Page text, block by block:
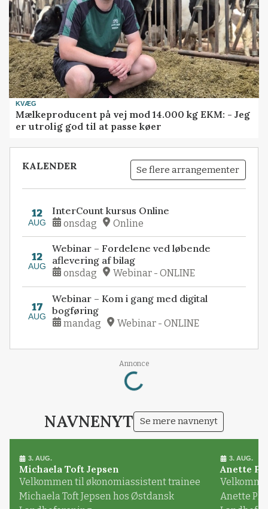
KVÆG
Mælkeproducent på vej mod 14.000 kg EKM: - Jeg
er utrolig god til at passe køer
KALENDER Se flere arrangementer
12
AUG
InterCount kursus Online
onsdag Online
12
AUG
Webinar – Fordelene ved løbende
aflevering af bilag
onsdag Webinar - ONLINE
17
AUG
Webinar – Kom i gang med digital
bogføring
mandag Webinar - ONLINE
Annonce
Loading...
NAVNENYT Se mere navnenyt
3. AUG.
Michaela Toft Jepsen
Velkommen til økonomiassistent trainee
Michaela Toft Jepsen hos Østdansk
3. AUG.
Anette
Anette